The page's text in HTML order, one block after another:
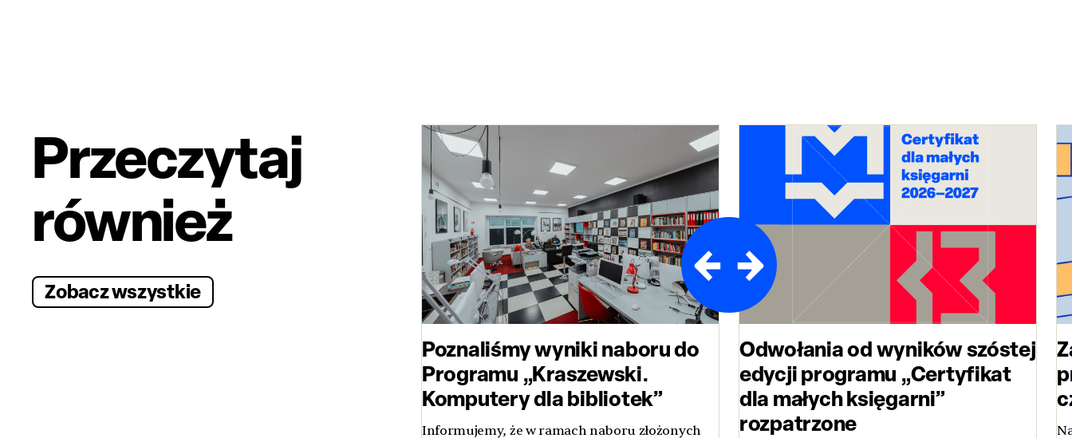
Przeczytaj
również
Zobacz wszystkie
Poznaliśmy wyniki naboru do
Programu „Kraszewski.
Komputery dla bibliotek”
Informujemy, że w ramach naboru złożonych
Odwołania od wyników szóstej
edycji programu „Certyfikat
dla małych księgarni”
rozpatrzone